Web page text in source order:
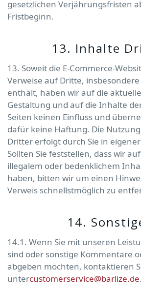
gesetzlichen Verjährungsfristen
Fristbeginn.
13. Inhalte
13. Soweit die E-Commerce-
Verweise auf Dritte,
enthält, haben wir auf die
Gestaltung und auf die Inhalte
Seiten keinen Einfluss und
dafür keine Haftung. Die
Dritter erfolgt durch Sie in
Sollten Sie feststellen, dass wir
illegalem oder bedenklichem
haben, bitten wir um einen
Verweis schnellstmöglich zu
14.
14.1. Wenn Sie mit unseren
sind oder sonstige Kommentare
abgeben möchten, kontaktieren
untercustomerservice@barlize.de.